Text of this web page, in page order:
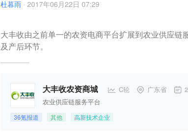
杜暮雨 · 2017年06月22日 07:29
大丰收由之前单一的农资电商平台扩展到农业供应链
及产后环节。
大丰收农资商城 C轮 广东省
农业供应链服务平台
36氪报道 其他 高新技术企业